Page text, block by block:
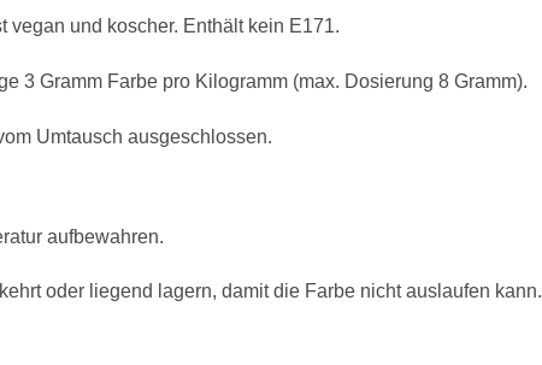
vegan und koscher. Enthält kein E171.
3 Gramm Farbe pro Kilogramm (max. Dosierung 8 Gramm).
Umtausch ausgeschlossen.
aufbewahren.
oder liegend lagern, damit die Farbe nicht auslaufen kann.